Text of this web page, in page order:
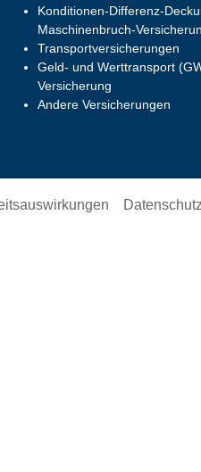
Konditionen-Differenz-
Maschinenbruch-
Transportversicherungen
Geld- und Werttransport
Versicherung
Andere Versicherungen